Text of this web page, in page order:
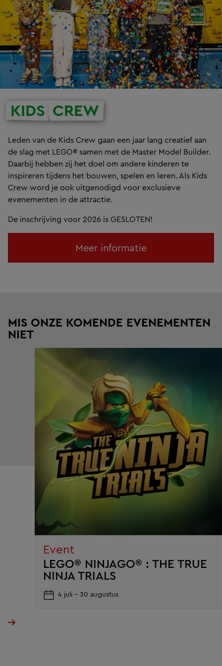
KIDS CREW
Leden van de Kids Crew gaan een jaar lang creatief aan
de slag met LEGO® samen met de Master Model Builder.
Daarbij hebben zij het doel om andere kinderen te
inspireren tijdens het bouwen, spelen en leren. Als Kids
Crew word je ook uitgenodigd voor exclusieve
evenementen in de attractie.
De inschrijving voor 2026 is GESLOTEN!
Meer informatie
MIS ONZE KOMENDE EVENEMENTEN
NIET
Event
LEGO® NINJAGO® : THE TRUE
NINJA TRIALS
4 juli – 30 augustus